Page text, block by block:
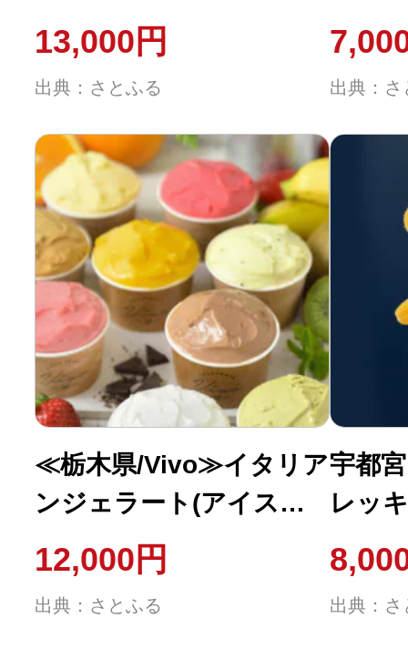
(アイスケーキ)
13,000円
出典：さとふる 出典：さ
≪栃木県/Vivo≫イタリア
ンジェラート(アイスク
リーム)【基本フレーバー
6種】×各1個セット
12,000円
出典：さとふる
宇都
レッ
出典：さ